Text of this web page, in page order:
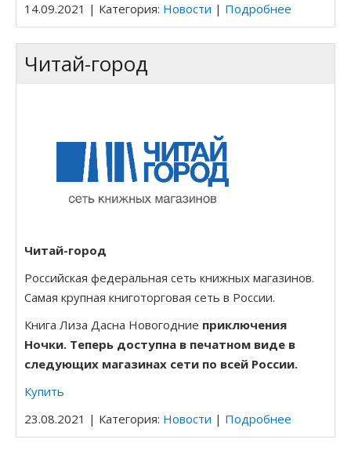
14.09.2021 | Категория: Новости | Подробнее
Читай-город
Читай-город
Российская федеральная сеть книжных магазинов.
Самая крупная книготорговая сеть в России.
Книга Лиза Дасна Новогодние приключения
Ночки. Теперь доступна в печатном виде в
следующих магазинах сети по всей России.
Купить
23.08.2021 | Категория: Новости | Подробнее